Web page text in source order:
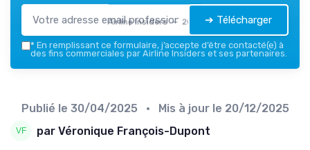
Airline Insiders — 2026 ➔ Télécharger
* En remplissant ce formulaire, j’accepte d’être contacté(e) à
des fins commerciales par Airline Insiders et ses partenaires.
Publié le 30/04/2025 • Mis à jour le 20/12/2025
par Véronique François-Dupont